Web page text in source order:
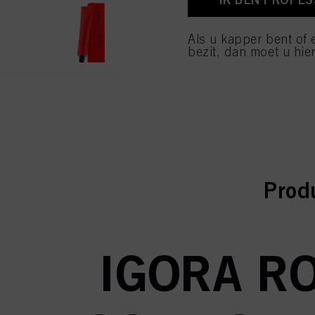
IGORA
Als u kapper bent of
bezit, dan moet u
alleen cookies